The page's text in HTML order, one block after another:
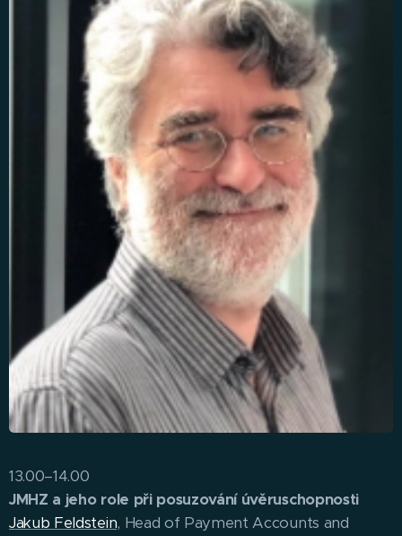
13.00–14.00
JMHZ a jeho role při posuzování úvěruschopnosti
Jakub Feldstein, Head of Payment Accounts and